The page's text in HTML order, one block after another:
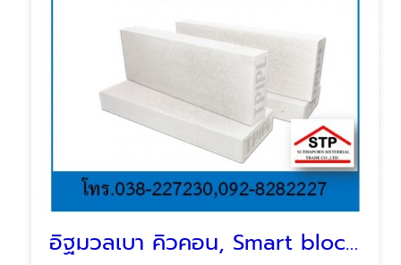
อิฐมวลเบา คิวคอน, Smart block พัทยา บ่อวิน